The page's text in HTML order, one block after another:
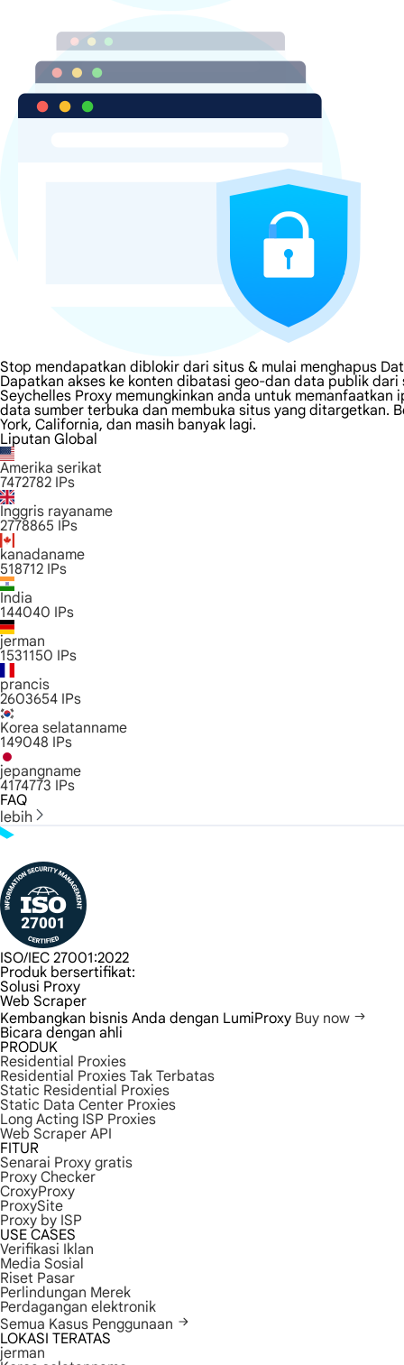
Stop mendapatkan diblokir dari situs & mulai menghapus
Dapatkan akses ke konten dibatasi geo-dan data publik dari
Seychelles Proxy memungkinkan anda untuk
data sumber terbuka dan membuka situs yang ditargetkan.
York, California, dan masih banyak lagi.
Liputan Global
Amerika serikat
7472782 IPs
Inggris rayaname
2778865 IPs
kanadaname
518712 IPs
India
144040 IPs
jerman
1531150 IPs
prancis
2603654 IPs
Korea selatanname
149048 IPs
jepangname
4174773 IPs
FAQ
lebih
ISO/IEC 27001:2022
Produk bersertifikat:
Solusi Proxy
Web Scraper
Kembangkan bisnis Anda dengan LumiProxy Buy now
Bicara dengan ahli
PRODUK
Residential Proxies
Residential Proxies Tak Terbatas
Static Residential Proxies
Static Data Center Proxies
Long Acting ISP Proxies
Web Scraper API
FITUR
Senarai Proxy gratis
Proxy Checker
CroxyProxy
ProxySite
Proxy by ISP
USE CASES
Verifikasi Iklan
Media Sosial
Riset Pasar
Perlindungan Merek
Perdagangan elektronik
Semua Kasus Penggunaan
LOKASI TERATAS
jerman